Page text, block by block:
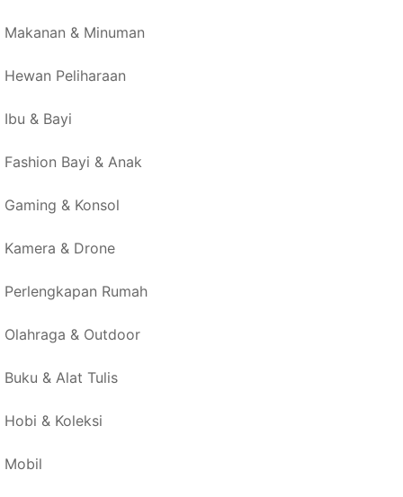
Makanan & Minuman
Hewan Peliharaan
Ibu & Bayi
Fashion Bayi & Anak
Gaming & Konsol
Kamera & Drone
Perlengkapan Rumah
Olahraga & Outdoor
Buku & Alat Tulis
Hobi & Koleksi
Mobil